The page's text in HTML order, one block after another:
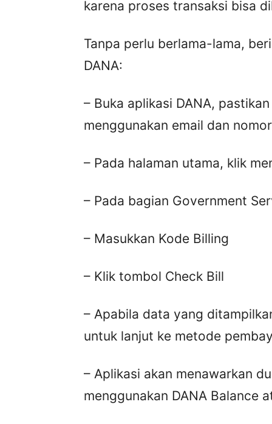
karena proses transaksi bisa
Tanpa perlu berlama-lama,
DANA:
– Buka aplikasi DANA,
menggunakan email dan
– Pada halaman utama, klik
– Pada bagian Government
– Masukkan Kode Billing
– Klik tombol Check Bill
– Apabila data yang
untuk lanjut ke metode
– Aplikasi akan menawarkan
menggunakan DANA Balance